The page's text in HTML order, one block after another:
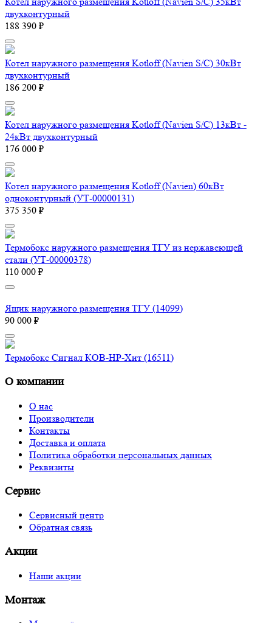
двухконтурный
188 390 ₽
Котел наружного размещения Kotloff (Navien S/C) 30кВт
двухконтурный
186 200 ₽
Котел наружного размещения Kotloff (Navien S/C) 13кВт -
24кВт двухконтурный
176 000 ₽
Котел наружного размещения Kotloff (Navien) 60кВт
одноконтурный (УТ-00000131)
375 350 ₽
Термобокс наружного размещения ТГУ из нержавеющей
стали (УТ-00000378)
110 000 ₽
Ящик наружного размещения ТГУ (14099)
90 000 ₽
Термобокс Сигнал КОВ-НР-Хит (16511)
О компании
О нас
Производители
Контакты
Доставка и оплата
Политика обработки персональных данных
Реквизиты
Сервис
Сервисный центр
Обратная связь
Акции
Наши акции
Монтаж